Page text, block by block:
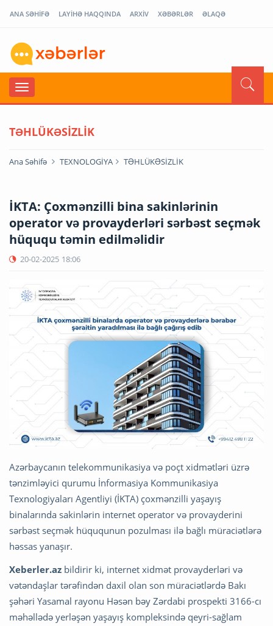
ANA SƏHİFƏ LAYİHƏ HAQQINDA ARXİV XƏBƏRLƏR ƏLAQƏ
TƏHLÜKƏSİZLİK
Ana Səhifə TEXNOLOGİYA TƏHLÜKƏSİZLİK
İKTA: Çoxmənzilli bina sakinlərinin
operator və provayderləri sərbəst seçmək
hüququ təmin edilməlidir
20-02-2025 18:06
Azərbaycanın telekommunikasiya və poçt xidmətləri üzrə
tənzimləyici qurumu İnformasiya Kommunikasiya
Texnologiyaları Agentliyi (İKTA) çoxmənzilli yaşayış
binalarında sakinlərin internet operator və provayderini
sərbəst seçmək hüququnun pozulması ilə bağlı müraciətlərə
həssas yanaşır.
Xeberler.az bildirir ki, internet xidmət provayderləri və
vətəndaşlar tərəfindən daxil olan son müraciətlərdə Bakı
şəhəri Yasamal rayonu Həsən bəy Zərdabi prospekti 3166-cı
məhəllədə yerləşən yaşayış kompleksində qeyri-sağlam